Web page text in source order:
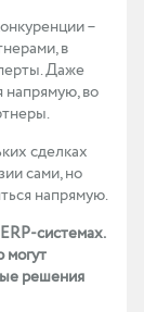
–
в
Даже
напрямую, во
сделках
сами, но
напрямую.
системах.
могут
решения